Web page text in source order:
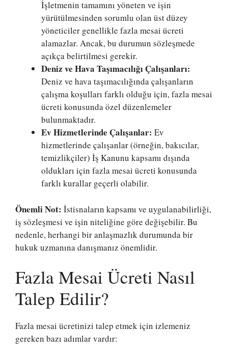
İşletmenin tamamını yöneten ve işin
yürütülmesinden sorumlu olan üst düzey
yöneticiler genellikle fazla mesai ücreti
alamazlar. Ancak, bu durumun sözleşmede
açıkça belirtilmesi gerekir.
Deniz ve Hava Taşımacılığı Çalışanları:
Deniz ve hava taşımacılığında çalışanların
çalışma koşulları farklı olduğu için, fazla mesai
ücreti konusunda özel düzenlemeler
bulunmaktadır.
Ev Hizmetlerinde Çalışanlar: Ev
hizmetlerinde çalışanlar (örneğin, bakıcılar,
temizlikçiler) İş Kanunu kapsamı dışında
oldukları için fazla mesai ücreti konusunda
farklı kurallar geçerli olabilir.
Önemli Not: İstisnaların kapsamı ve uygulanabilirliği,
iş sözleşmesi ve işin niteliğine göre değişebilir. Bu
nedenle, herhangi bir anlaşmazlık durumunda bir
hukuk uzmanına danışmanız önemlidir.
Fazla Mesai Ücreti Nasıl
Talep Edilir?
Fazla mesai ücretinizi talep etmek için izlemeniz
gereken bazı adımlar vardır: